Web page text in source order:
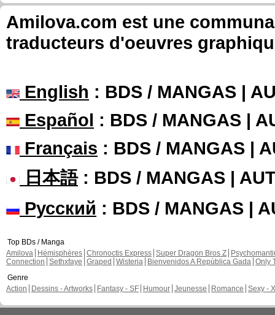
Amilova.com est une
traducteurs d'oeuvres
English : BDS / MANGAS |
Español : BDS / MANGAS |
Français : BDS / MANGAS |
日本語: BDS / MANGAS |
Русский : BDS / MANGAS |
Top BDs / Manga
Amilova
Hémisphères Chronoctis Express Super Dragon Bros Z
Connection Sethxfaye Graped Wisteria Bienvenidos A República Gada Only
Genre
Action
Dessins - Artworks Fantasy - SF Humour Jeunesse Romance Sexy -